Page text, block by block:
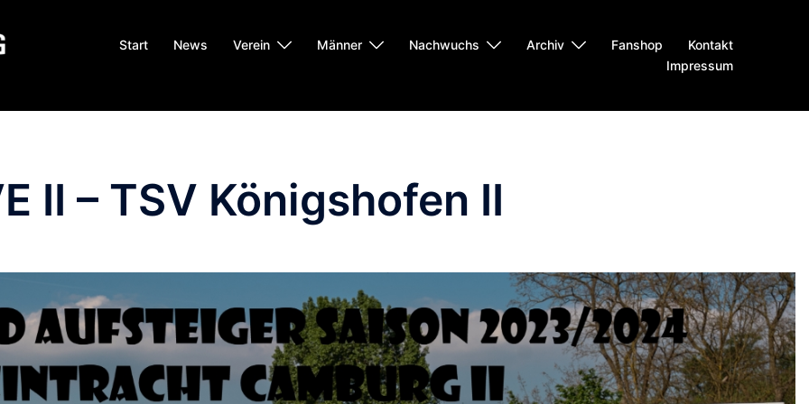
Start News Verein Männer Nachwuchs Archiv Fanshop
Kontakt
Impressum
II – TSV Königshofen II